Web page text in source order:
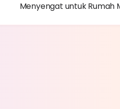
Menyengat untuk Rumah